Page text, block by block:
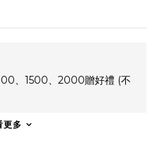
、1500、2000贈好禮 (不
更多